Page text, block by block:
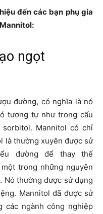
đến các bạn phụ gia
ngọt
đường, có nghĩa là nó
tương tự như trong cấu
sorbitol. Mannitol có chỉ
là thường xuyên được sử
đường để thay thế
trong những nguyên
Nó thường được sử dụng
Mannitol đã được sử
các ngành công nghiệp